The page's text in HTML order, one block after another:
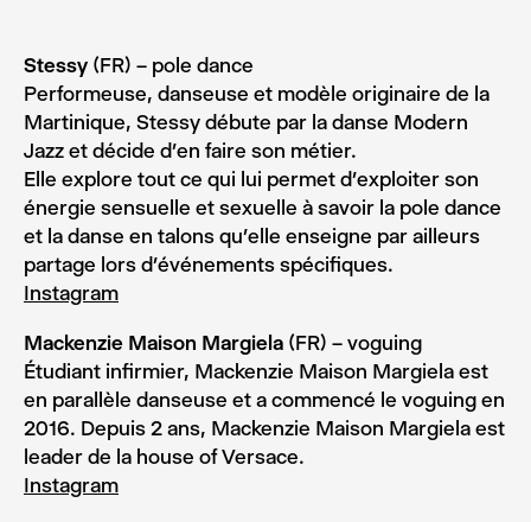
Stessy (FR) – pole dance
Performeuse, danseuse et modèle originaire de la
Martinique, Stessy débute par la danse Modern
Jazz et décide d’en faire son métier.
Elle explore tout ce qui lui permet d’exploiter son
énergie sensuelle et sexuelle à savoir la pole dance
et la danse en talons qu’elle enseigne par ailleurs
partage lors d’événements spécifiques.
Instagram
Mackenzie Maison Margiela (FR) – voguing
Étudiant infirmier, Mackenzie Maison Margiela est
en parallèle danseuse et a commencé le voguing en
2016. Depuis 2 ans, Mackenzie Maison Margiela est
leader de la house of Versace.
Instagram